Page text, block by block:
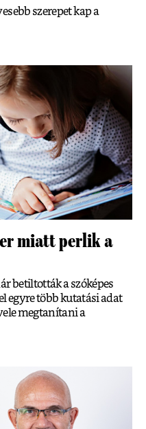
szerepet kap a
miatt perlik a
betiltották a szóképes
egyre több kutatási adat
megtanítani a